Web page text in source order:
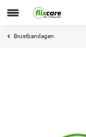
Brustbandagen